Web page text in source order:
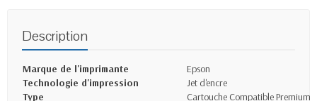
Description
Marque de l'imprimante
Epson
Technologie d'impression
Jet d'encre
Type
Cartouche Compatible Premium